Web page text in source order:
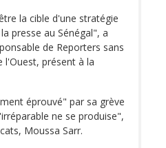
la cible d'une stratégie
presse au Sénégal", a
de Reporters sans
l'Ouest, présent à la
éprouvé" par sa grève
ne se produise",
Moussa Sarr.